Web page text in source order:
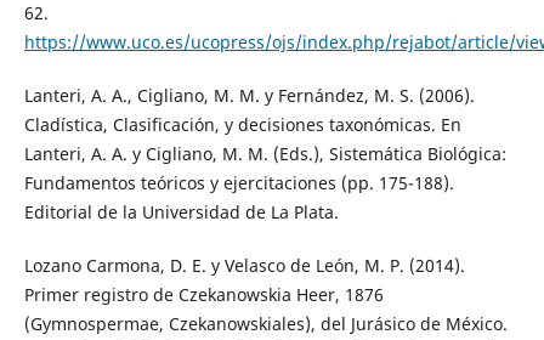
62.
https://www.uco.es/ucopress/ojs/index.php/rejabot/article/
Lanteri, A. A., Cigliano, M. M. y Fernández, M. S. (2006).
Cladística, Clasificación, y decisiones taxonómicas. En
Lanteri, A. A. y Cigliano, M. M. (Eds.), Sistemática Biológica:
Fundamentos teóricos y ejercitaciones (pp. 175-188).
Editorial de la Universidad de La Plata.
Lozano Carmona, D. E. y Velasco de León, M. P. (2014).
Primer registro de Czekanowskia Heer, 1876
(Gymnospermae, Czekanowskiales), del Jurásico de México.